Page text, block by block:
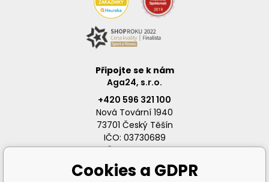
Připojte se k nám
Aga24, s.r.o.
+420 596 321 100
Nová Tovární 1940
73701 Český Těšín
IČO: 03730689
DIČ: CZ03730689
Cookies a GDPR